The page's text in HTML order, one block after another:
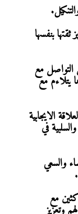
بنفسها
مع
يتلاءم مع
الايجابية
في
والسعي
مع
وتعزيز